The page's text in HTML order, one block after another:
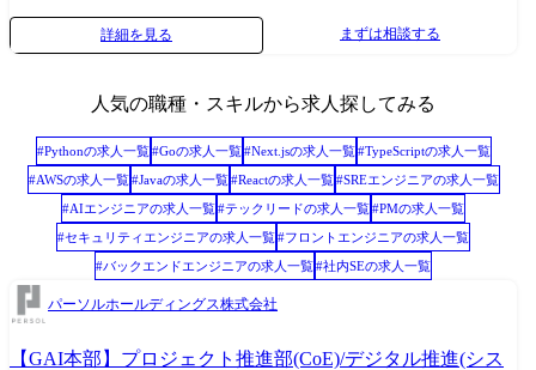
担当いただくこともあります。 ・車両に搭載するアプリ要件の策定、車
両と連携するサービス企画の策定 ・アプリやサービスのコンセプト策
びマネタイズ検討 ・将来のビジネスを見据えた社内外からの情報収集お
いません)
詳細を見る まずは相談する
人気の職種・スキルから求人探してみる
#Pythonの求人一覧 #Goの求人一覧 #Next.jsの求人一覧 #TypeScriptの求人一覧
#AWSの求人一覧 #Javaの求人一覧 #Reactの求人一覧 #SREエンジニアの求人一覧
#AIエンジニアの求人一覧#テックリードの求人一覧#PMの求人一覧
#セキュリティエンジニアの求人一覧#フロントエンジニアの求人一覧
#バックエンドエンジニアの求人一覧#社内SEの求人一覧
パーソルホールディングス株式会社
【GAI本部】プロジェクト推進部(CoE)/デジタル推進(シス